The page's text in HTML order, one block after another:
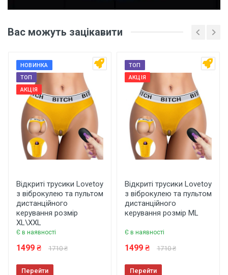
Ваше ім'я
Коментар
Залишити відгук
Вас можуть зацікавити
НОВИНКА
ТОП
АКЦІЯ
Відкриті трусики Lovetoy
з віброкулею та пультом
дистанційного
керування розмір
ХL\ХХL
Є в наявності
1499 ₴ 1710 ₴
Перейти
ТОП
АКЦІЯ
Відкриті трусики Lovetoy
з віброкулею та пультом
дистанційного
керування розмір МL
Є в наявності
1499 ₴ 1710 ₴
Перейти